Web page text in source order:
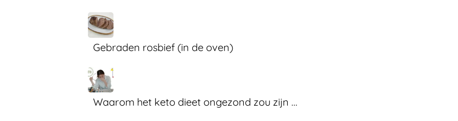
Gebraden rosbief (in de oven)
Waarom het keto dieet ongezond zou zijn ...